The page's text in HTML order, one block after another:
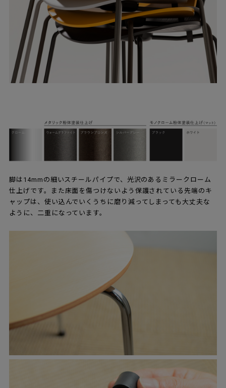
脚は14mmの細いスチールパイプで、光沢のあるミラークローム
仕上げです。また床面を傷つけないよう保護されている先端のキ
ャップは、使い込んでいくうちに磨り減ってしまっても大丈夫な
ように、二重になっています。